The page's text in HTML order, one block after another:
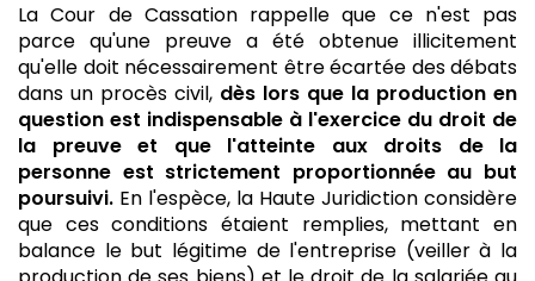
La Cour de Cassation rappelle que ce n'est pas
parce qu'une preuve a été obtenue illicitement
qu'elle doit nécessairement être écartée des débats
dans un procès civil, dès lors que la production en
question est indispensable à l'exercice du droit de
la preuve et que l'atteinte aux droits de la
personne est strictement proportionnée au but
poursuivi. En l'espèce, la Haute Juridiction considère
que ces conditions étaient remplies, mettant en
balance le but légitime de l'entreprise (veiller à la